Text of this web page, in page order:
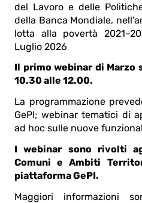
del Lavoro e delle
della Banca Mondiale,
lotta alla povertà
Luglio 2026
Il primo webinar di Marzo
10.30 alle 12.00.
La programmazione
GePI; webinar tematici di
ad hoc sulle nuove
I webinar sono rivolti
Comuni e Ambiti
piattaforma GePI.
Maggiori informazioni